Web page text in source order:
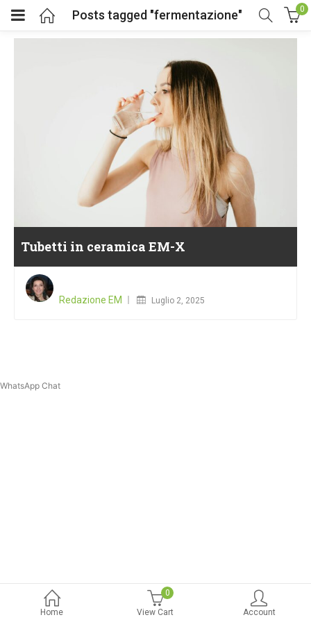
Posts tagged "fermentazione" 0
Home
0
View Cart
Account
Tubetti in ceramica EM-X
Redazione EM
Luglio 2, 2025
WhatsApp Chat